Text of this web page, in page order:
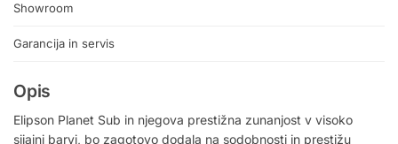
Showroom
Garancija in servis
Opis
Elipson Planet Sub in njegova prestižna zunanjost v visoko
sijajni barvi, bo zagotovo dodala na sodobnosti in prestižu